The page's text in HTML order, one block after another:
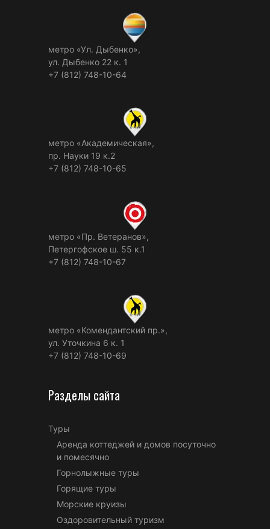
метро «Ул. Дыбенко»,
ул. Дыбенко 22 к. 1
+7 (812) 748-10-64
метро «Академическая»,
пр. Науки 19 к.2
+7 (812) 748-10-65
метро «Пр. Ветеранов»,
Петергофское ш. 55 к.1
+7 (812) 748-10-67
метро «Комендантский пр.»,
ул. Уточкина 6 к. 1
+7 (812) 748-10-69
Разделы сайта
Туры
Аренда коттеджей и домов посуточно
и помесячно
Горнолыжные туры
Горящие туры
Морские круизы
Оздоровительный туризм